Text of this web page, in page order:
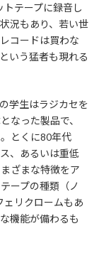
テープに録音し
況もあり、若い世
コードは買わな
いう猛者も現れる
学生はラジカセを
なった製品で、
とくに80年代
、あるいは重低
ざまな特徴をア
ープの種類（ノ
ェリクロームもあ
機能が備わるも